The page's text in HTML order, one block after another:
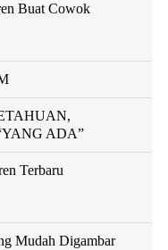
Buat Cowok
ADA”
Terbaru
Mudah Digambar